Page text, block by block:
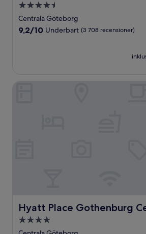
4.5-
stjärnigt
boende
Centrala Göteborg
9.2
9,2/10 Underbart (3 708 recensioner)
Hyatt Place Gothenburg
Hyatt Place Gothenburg Central
4.0-
stjärnigt